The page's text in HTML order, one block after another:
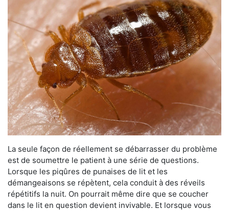
La seule façon de réellement se débarrasser du problème
est de soumettre le patient à une série de questions.
Lorsque les piqûres de punaises de lit et les
démangeaisons se répètent, cela conduit à des réveils
répétitifs la nuit. On pourrait même dire que se coucher
dans le lit en question devient invivable. Et lorsque vous